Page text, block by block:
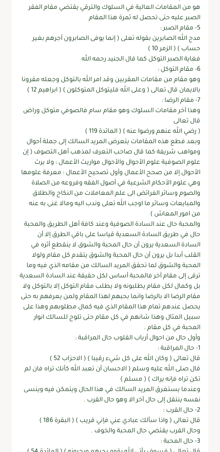
هو من المقامات العالية في السلوك والترقي يقتضي مقام الفقر
الصبر عليه حتى تحصل له ثمرة هذا المقام
5- مقام الصبر :
مدح الله الصابرين بقوله تعلى ( إنما يوفى الصابرون أجرهم بغير
حساب ) ( الزمر 10 )
فغاية الصبر التوكل كما قال الجنيد رحمه الله
6- مقام التوكل :
وهو مقام من مقامات المقربين وقد امر الله بالتوكل وجعله مقرونا
بالايمان قال تعالى ( وعلى الله فليتوكل المتوكلون ) ( ابراهيم 12 )
7- مقام الرضا :
وهذا آخر مقامات السلوك وهو مقام سام فالصوفي متوكل وراض
قال تعالى
( رضي الله عنهم ورضوا عنه ) ( المائدة 119 )
وبعد فطع هذه المقامات يتعرض المريد السالك إلى جملة أحوال
ومواهب شريفة كما قال صاحب التعرف لمذهب أهل التصوف ( إن
علوم الصوفية علوم الأحوال والأحوال مواريث الأعمال : ولا يرث
الأحوال إلا من صحح الأعمال وأول تصحيح الأعمال : معرفة علومها
وهي علوم الأحكام الشرعية في أصول الفقه وفروعه من الصلاة
والصوم وسائر الفرائض الى علم المعاملات من النكاح والطلاق
والمبايعات وسائر ما اوجب الله تعلى وندب اليه ومالا غنى به عنه
من امور المعاش )
والمحبة حال عند السادة الصوفية وعند كافة أهل الطريق والمحبة
حال في طريق السادة السعدية قياسا على باقي الطرق إلا أن
السادة السعدية يرون أن حال المحبة والشوق لا ينقطع أثره في
القلب أبدا بل يرون أن حال المحبة والشوق يتقدم كل مقام ولولا
المحبة والشوق لما تحقق المريد السالك من مقامه الذي فيه وما
ترقى إلى مقام آخر فالمحبة أساس لكل حقيقة عند السادة السعدية
بل وكمال لكل مقام يطلبونه ولا يطلب مقام التوكل إلا بالتوكل ولا
مقام الرضا الا بالرضا وانما بحبهم لهذا المقام ولمن يعرفهم به حتى
يحصل عندهم تمام هذا المقام الذي فيه كمال مطلوبهم وهذا على
سبيل المثال وهذا شانهم في كل مقام حتى تلوح للسالك انوار
المحبة في كل مقام .
وأول حال من احوال أرباب القلوب حال المراقبة :
1- حال المراقبة :
قال تعالى ( وكان الله على كل شيء رقيبا ) ( الاحزاب 52 )
قال صلى الله عليه وسلم ( الاحسان أن تعبد الله كأنك تراه فان لم
تكن تراه فإنه يراك ) ( مسلم )
وعندما يستغرق المريد السالك في هذا الحال ويتمكن فيه وينسى
نفسه ينتقل إلى حال آخر الا وهو حال القرب .
2- حال القرب :
قال تعالى ( واذا سألك عبادي عني فإني قريب ) ( البقرة 186 )
وحال القرب يقتضي حال المحبة والخوف .
3- حال المحبة :